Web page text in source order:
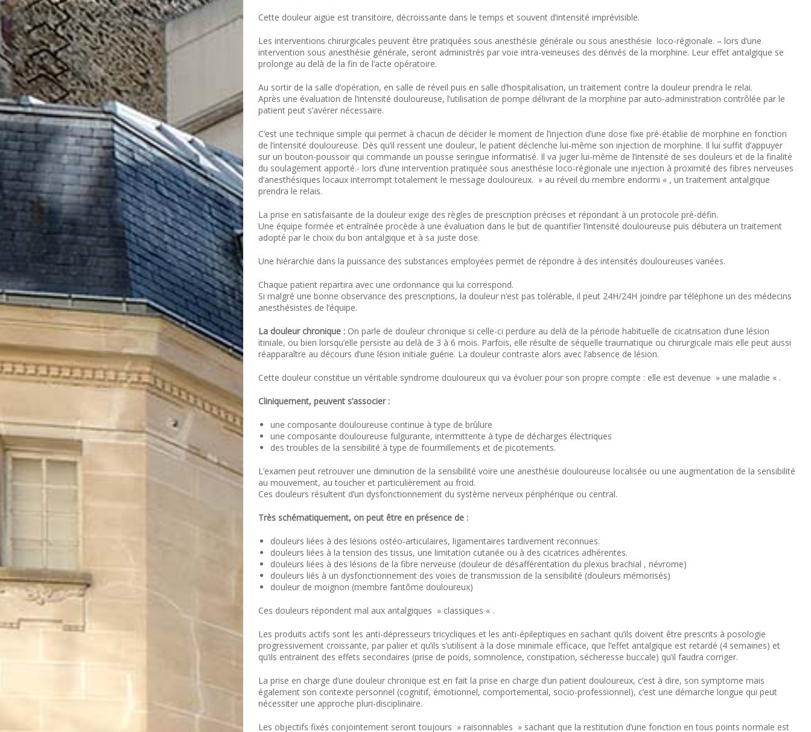
Cette douleur aigüe est transitoire, décroissante dans le temps et souvent d’intensité imprévisible.
Les interventions chirurgicales peuvent être pratiquées sous anesthésie générale ou sous anesthésie loco-régionale. – lors d’une
intervention sous anesthésie générale, seront administrés par voie intra-veineuses des dérivés de la morphine. Leur effet antalgique se
prolonge au delà de la fin de l’acte opératoire.
Au sortir de la salle d’opération, en salle de réveil puis en salle d’hospitalisation, un traitement contre la douleur prendra le relai.
Après une évaluation de l’intensité douloureuse, l’utilisation de pompe délivrant de la morphine par auto-administration contrôlée par le
patient peut s’avérer nécessaire.
C’est une technique simple qui permet à chacun de décider le moment de l’injection d’une dose fixe pré-établie de morphine en fonction
de l’intensité douloureuse. Dès qu’il ressent une douleur, le patient déclenche lui-même son injection de morphine. Il lui suffit d’appuyer
sur un bouton-poussoir qui commande un pousse seringue informatisé. Il va juger lui-même de l’intensité de ses douleurs et de la finalité
du soulagement apporté.- lors d’une intervention pratiquée sous anesthésie loco-régionale une injection à proximité des fibres nerveuses
d’anesthésiques locaux interrompt totalement le message douloureux. » au réveil du membre endormi « , un traitement antalgique
prendra le relais.
La prise en satisfaisante de la douleur exige des règles de prescription précises et répondant à un protocole pré-défin.
Une équipe formée et entraînée procède à une évaluation dans le but de quantifier l’intensité douloureuse puis débutera un traitement
adopté par le choix du bon antalgique et à sa juste dose.
Une hiérarchie dans la puissance des substances employées permet de répondre à des intensités douloureuses variées.
Chaque patient repartira avec une ordonnance qui lui correspond.
Si malgré une bonne observance des prescriptions, la douleur n’est pas tolérable, il peut 24H/24H joindre par téléphone un des médecins
anesthésistes de l’équipe.
La douleur chronique : On parle de douleur chronique si celle-ci perdure au delà de la période habituelle de cicatrisation d’une lésion
itiniale, ou bien lorsqu’elle persiste au delà de 3 à 6 mois. Parfois, elle résulte de séquelle traumatique ou chirurgicale mais elle peut aussi
réapparaître au décours d’une lésion initiale guérie. La douleur contraste alors avec l’absence de lésion.
Cette douleur constitue un véritable syndrome douloureux qui va évoluer pour son propre compte : elle est devenue » une maladie « .
Cliniquement, peuvent s’associer :
une composante douloureuse continue à type de brûlure
une composante douloureuse fulgurante, intermittente à type de décharges électriques
des troubles de la sensibilité à type de fourmillements et de picotements.
L’examen peut retrouver une diminution de la sensibilité voire une anesthésie douloureuse localisée ou une augmentation de la sensibilité
au mouvement, au toucher et particulièrement au froid.
Ces douleurs résultent d’un dysfonctionnement du système nerveux périphérique ou central.
Très schématiquement, on peut être en présence de :
douleurs liées à des lésions ostéo-articulaires, ligamentaires tardivement reconnues.
douleurs liées à la tension des tissus, une limitation cutanée ou à des cicatrices adhérentes.
douleurs liées à des lésions de la fibre nerveuse (douleur de désafférentation du plexus brachial , névrome)
douleurs liés à un dysfonctionnement des voies de transmission de la sensibilité (douleurs mémorisés)
douleur de moignon (membre fantôme douloureux)
Ces douleurs répondent mal aux antalgiques » classiques « .
Les produits actifs sont les anti-dépresseurs tricycliques et les anti-épileptiques en sachant qu’ils doivent être prescrits à posologie
progressivement croissante, par palier et qu’ils s’utilisent à la dose minimale efficace, que l’effet antalgique est retardé (4 semaines) et
qu’ils entrainent des effets secondaires (prise de poids, somnolence, constipation, sécheresse buccale) qu’il faudra corriger.
La prise en charge d’une douleur chronique est en fait la prise en charge d’un patient douloureux, c’est à dire, son symptome mais
également son contexte personnel (cognitif, émotionnel, comportemental, socio-professionnel), c’est une démarche longue qui peut
nécessiter une approche pluri-disciplinaire.
Les objectifs fixés conjointement seront toujours » raisonnables » sachant que la restitution d’une fonction en tous points normale est